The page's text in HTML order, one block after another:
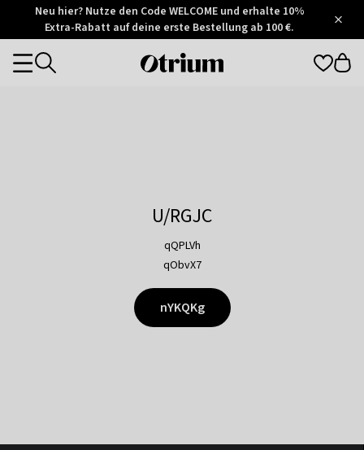
Otrium
Trustpilot
Neu hier? Nutze den Code WELCOME und erhalte 10%
Extra-Rabatt auf deine erste Bestellung ab 100 €.
Otrium
Categories
U/RGJC
qQPLVh
qObvX7
nYKQKg